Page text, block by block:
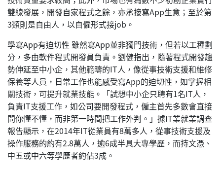
雙線發展，開發自家程式之餘，亦承接寫App生意；至於第
3類則是自由人，以自僱形式接job。
學寫App有迫切性 雖然寫App並非獨門技術，但若以工種劃
分，多由軟件程式開發員負責。劉健指出，隨著程式開發趨
勢伸延至中小企，其他範疇的IT人，像從事技術支援和維修
保養等人員，日常工作也能感受寫App的迫切性，如掌握相
關技術，可提升就業技能。「試想中小企只聘有1名IT人，
負責IT支援工作，如公司要開發程式，僱主首先多數會直接
問你懂不懂，而非第一時間把工作外判。」據IT業就業調查
報告顯示，在2014年IT從業員有8萬多人，從事技術支援及
操作服務的約有2.8萬人，逾6成半具大專學歷，而持文憑、
中五或中六等學歷者約佔3成。